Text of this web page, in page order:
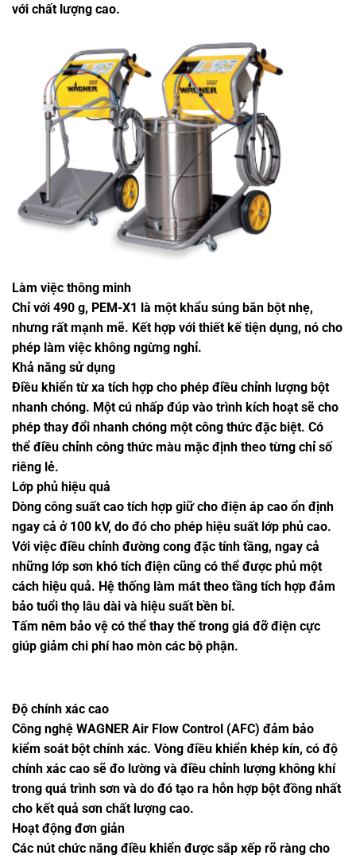
với chất lượng cao.
Làm việc thông minh
Chỉ với 490 g, PEM-X1 là một khẩu súng bắn bột nhẹ,
nhưng rất mạnh mẽ. Kết hợp với thiết kế tiện dụng, nó cho
phép làm việc không ngừng nghỉ.
Khả năng sử dụng
Điều khiển từ xa tích hợp cho phép điều chỉnh lượng bột
nhanh chóng. Một cú nhấp đúp vào trình kích hoạt sẽ cho
phép thay đổi nhanh chóng một công thức đặc biệt. Có
thể điều chỉnh công thức màu mặc định theo từng chỉ số
riêng lẻ.
Lớp phủ hiệu quả
Dòng công suất cao tích hợp giữ cho điện áp cao ổn định
ngay cả ở 100 kV, do đó cho phép hiệu suất lớp phủ cao.
Với việc điều chỉnh đường cong đặc tính tầng, ngay cả
những lớp sơn khó tích điện cũng có thể được phủ một
cách hiệu quả. Hệ thống làm mát theo tầng tích hợp đảm
bảo tuổi thọ lâu dài và hiệu suất bền bỉ.
Tấm nêm bảo vệ có thể thay thế trong giá đỡ điện cực
giúp giảm chi phí hao mòn các bộ phận.
Độ chính xác cao
Công nghệ WAGNER Air Flow Control (AFC) đảm bảo
kiểm soát bột chính xác. Vòng điều khiển khép kín, có độ
chính xác cao sẽ đo lường và điều chỉnh lượng không khí
trong quá trình sơn và do đó tạo ra hỗn hợp bột đồng nhất
cho kết quả sơn chất lượng cao.
Hoạt động đơn giản
Các nút chức năng điều khiển được sắp xếp rõ ràng cho